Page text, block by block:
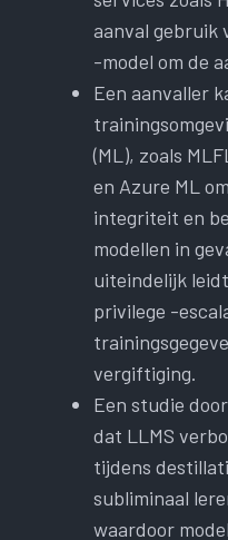
aanval gebruik
-model om de
Een aanvaller
(ML), zoals
en Azure ML
integriteit en
modellen in
uiteindelijk
privilege -
vergiftiging.
Een studie
dat LLMS
tijdens
subliminaal
waardoor